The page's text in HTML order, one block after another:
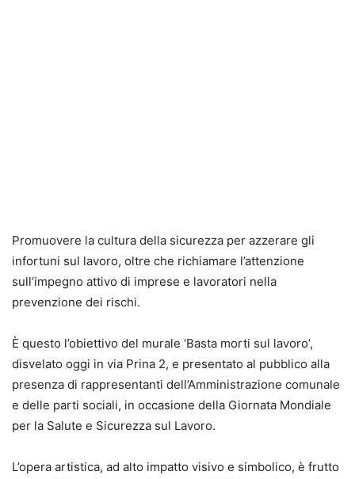
Promuovere la cultura della sicurezza per azzerare gli
infortuni sul lavoro, oltre che richiamare l’attenzione
sull’impegno attivo di imprese e lavoratori nella
prevenzione dei rischi.
È questo l’obiettivo del murale ‘Basta morti sul lavoro’,
disvelato oggi in via Prina 2, e presentato al pubblico alla
presenza di rappresentanti dell’Amministrazione comunale
e delle parti sociali, in occasione della Giornata Mondiale
per la Salute e Sicurezza sul Lavoro.
L’opera artistica, ad alto impatto visivo e simbolico, è frutto